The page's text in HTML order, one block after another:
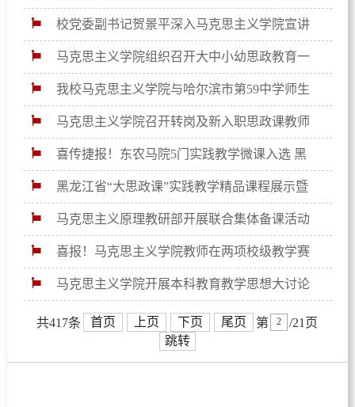
绩 校党委副书记贺景平深入马克思主义学院宣讲
党的二十届四中全会精神
马克思主义学院组织召开大中小幼思政教育一
体化党建共建启动仪式
我校马克思主义学院与哈尔滨市第59中学师生
开展党建共建暨“行走中的思政课”活动
马克思主义学院召开转岗及新入职思政课教师
教学经验交流会
喜传捷报！东农马院5门实践教学微课入选 黑
龙江省“大思政课”实践教学百节精品课程
黑龙江省“大思政课”实践教学精品课程展示暨
高校思政课骨干教师实践教学能力提升培训会成功
举办
马克思主义原理教研部开展联合集体备课活动
特邀中国政法大学专家传经送宝 助力思政课创新发
展
喜报！马克思主义学院教师在两项校级教学赛
事中斩获佳绩
马克思主义学院开展本科教育教学思想大讨论
跨部门研讨会
共417条 首页 上页 下页 尾页 第
/21页
跳转